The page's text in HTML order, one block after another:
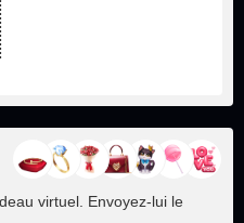
virtuel. Envoyez-lui le